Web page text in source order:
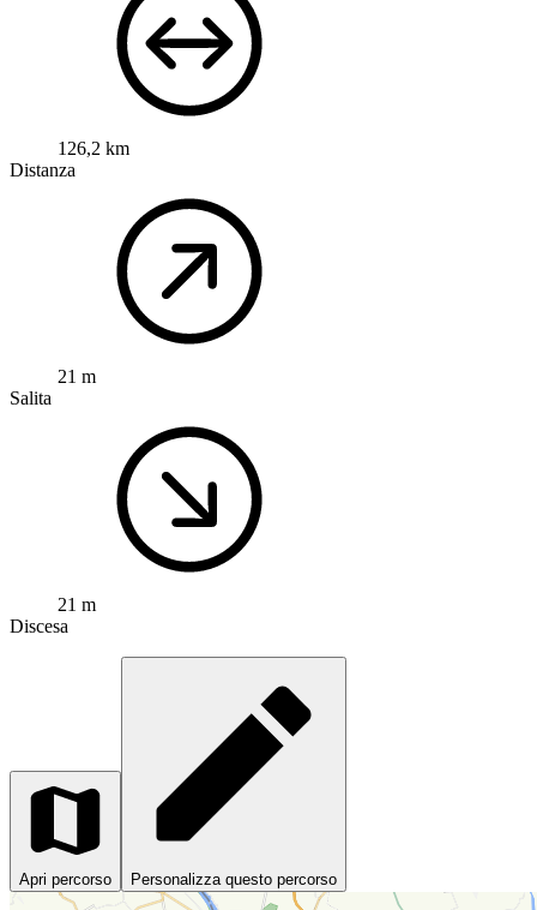
126,2 km
Distanza
21 m
Salita
21 m
Discesa
Apri percorso Personalizza questo percorso